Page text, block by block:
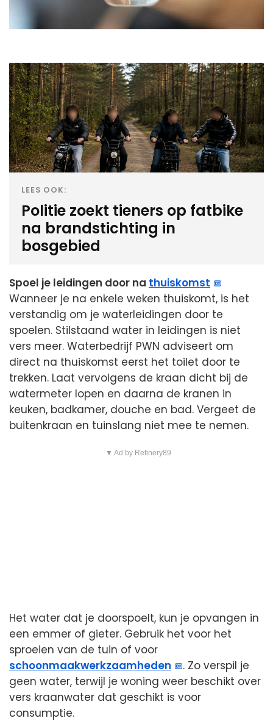
LEES OOK:
Politie zoekt tieners op fatbike
na brandstichting in
bosgebied
Spoel je leidingen door na thuiskomst
Wanneer je na enkele weken thuiskomt, is het
verstandig om je waterleidingen door te
spoelen. Stilstaand water in leidingen is niet
vers meer. Waterbedrijf PWN adviseert om
direct na thuiskomst eerst het toilet door te
trekken. Laat vervolgens de kraan dicht bij de
watermeter lopen en daarna de kranen in
keuken, badkamer, douche en bad. Vergeet de
buitenkraan en tuinslang niet mee te nemen.
▼ Ad by Refinery89
Het water dat je doorspoelt, kun je opvangen in
een emmer of gieter. Gebruik het voor het
sproeien van de tuin of voor
schoonmaakwerkzaamheden
. Zo verspil je
geen water, terwijl je woning weer beschikt over
vers kraanwater dat geschikt is voor
consumptie.